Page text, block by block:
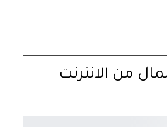
من الانترنت